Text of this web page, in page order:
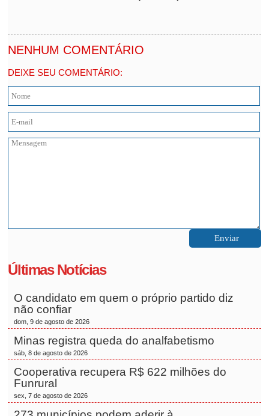
NENHUM COMENTÁRIO
DEIXE SEU COMENTÁRIO:
Últimas Notícias
O candidato em quem o próprio partido diz
não confiar
dom, 9 de agosto de 2026
Minas registra queda do analfabetismo
sáb, 8 de agosto de 2026
Cooperativa recupera R$ 622 milhões do
Funrural
sex, 7 de agosto de 2026